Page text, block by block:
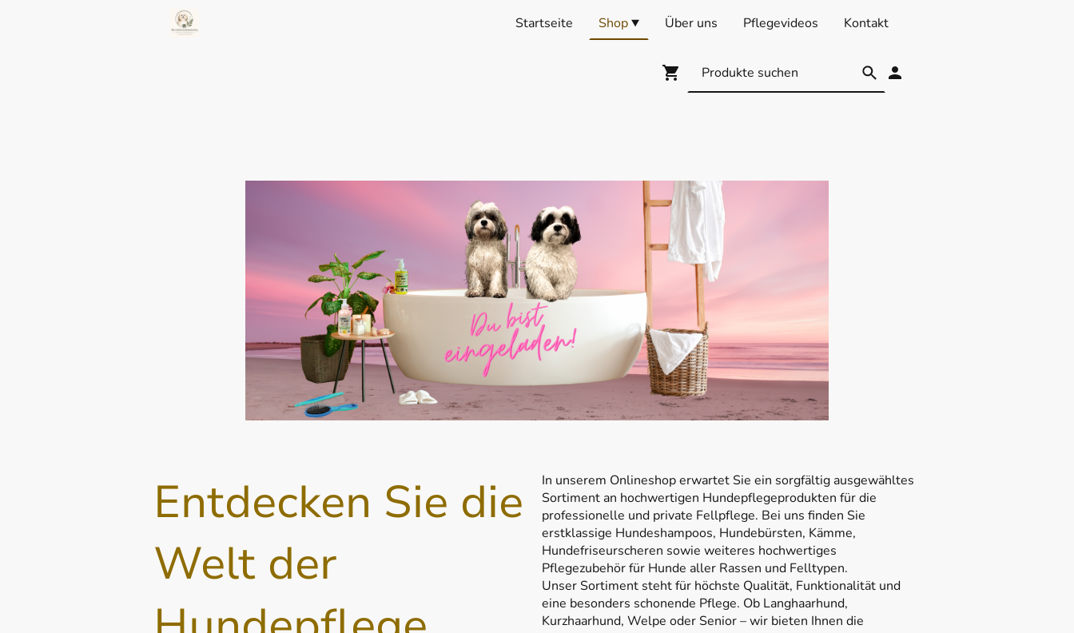
Startseite Shop Über uns Pflegevideos Kontakt
In unserem Onlineshop erwartet Sie ein sorgfältig ausgewähltes
Sortiment an hochwertigen Hundepflegeprodukten für die
professionelle und private Fellpflege. Bei uns finden Sie
erstklassige Hundeshampoos, Hundebürsten, Kämme,
Hundefriseurscheren sowie weiteres hochwertiges
Pflegezubehör für Hunde aller Rassen und Felltypen.
Unser Sortiment steht für höchste Qualität, Funktionalität und
eine besonders schonende Pflege. Ob Langhaarhund,
Kurzhaarhund, Welpe oder Senior – wir bieten Ihnen die
Entdecken Sie die
Welt der